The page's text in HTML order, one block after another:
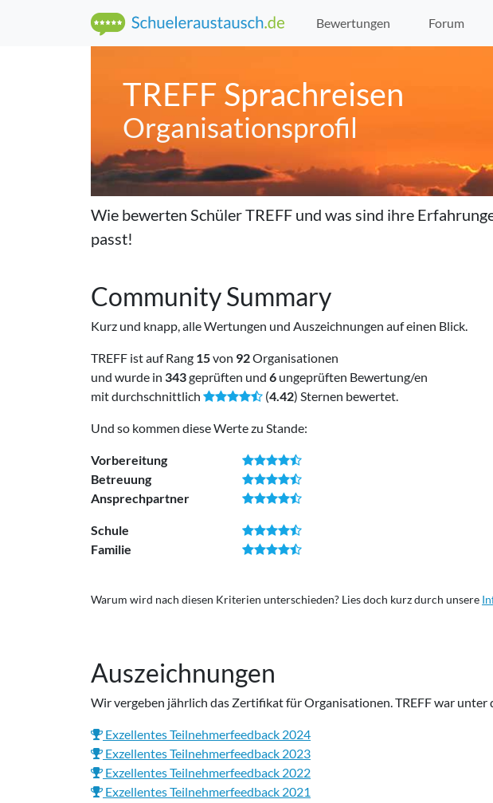
Bewertungen Forum
TREFF Sprachreisen
Organisations­profil
Wie bewerten SchülerTREFF und was sind ihre
passt!
Community Summary
Kurz und knapp, alle Wertungen und Auszeichnungen auf einen Blick.
TREFF ist auf Rang 15von 92Organisationen
und wurde in 343geprüften und 6 ungeprüften Bewertung/en
mit durchschnittlich
(4.42) Sternen bewertet.
Und so kommen diese Werte zu Stande:
Vorbereitung
Betreuung
Ansprechpartner
Schule
Familie
Warum wird nach diesen Kriterien unterschieden? Lies doch kurz durch unsere
Auszeichnungen
Wir vergeben jährlich das Zertifikat für Organisationen.TREFFwar unter
Exzellentes Teilnehmerfeedback 2024
Exzellentes Teilnehmerfeedback 2023
Exzellentes Teilnehmerfeedback 2022
Exzellentes Teilnehmerfeedback 2021